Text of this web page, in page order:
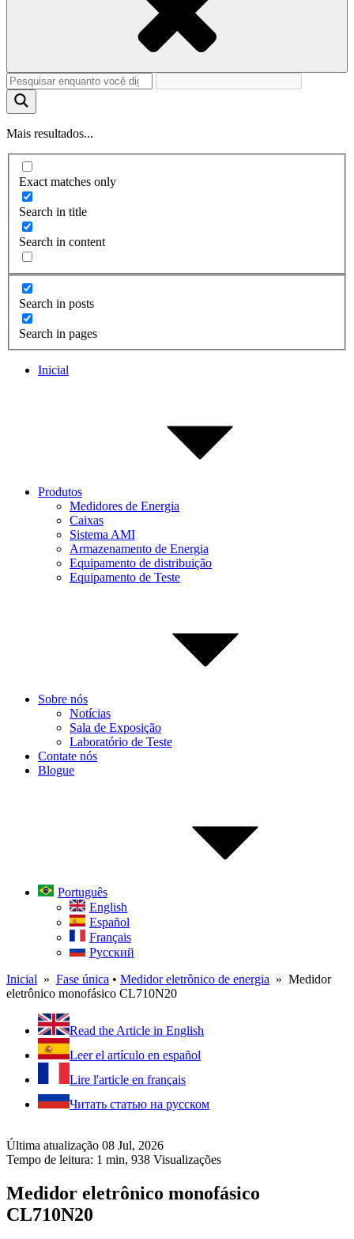
Mais resultados...
Exact matches only
Search in title
Search in content
Search in posts
Search in pages
Inicial
Produtos
Medidores de Energia
Caixas
Sistema AMI
Armazenamento de Energia
Equipamento de distribuição
Equipamento de Teste
Sobre nós
Notícias
Sala de Exposição
Laboratório de Teste
Contate nós
Blogue
Português
English
Español
Français
Русский
Inicial » Fase única • Medidor eletrônico de energia » Medidor
eletrônico monofásico CL710N20
Read the Article in English
Leer el artículo en español
Lire l'article en français
Читать статью на русском
Última atualização 08 Jul, 2026
Tempo de leitura: 1 min, 938 Visualizações
Medidor eletrônico monofásico
CL710N20